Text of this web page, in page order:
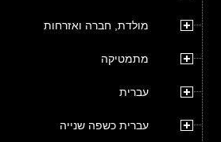
מולדת, חברה ואזרחות
מתמטיקה
עברית
עברית כשפה שנייה